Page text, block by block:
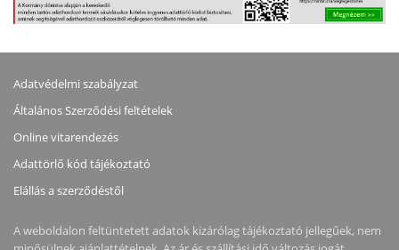
Adatvédelmi szabályzat
Általános Szerződési feltételek
Online vitarendezés
Adattörlő kód tájékoztató
Elállás a szerződéstől
A weboldalon feltüntetett adatok kizárólag tájékoztató jellegűek, nem